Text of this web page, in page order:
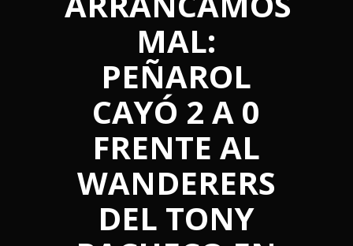
MAL:
PEÑAROL
CAYÓ 2 A 0
FRENTE AL
WANDERERS
DEL TONY